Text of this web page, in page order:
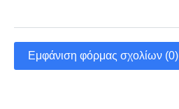
Εμφάνιση φόρμας σχολίων (0)